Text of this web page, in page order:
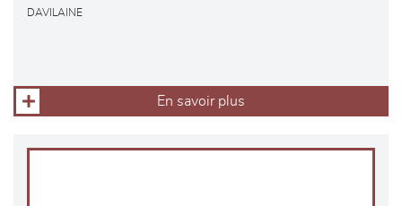
DAVILAINE
En savoir plus